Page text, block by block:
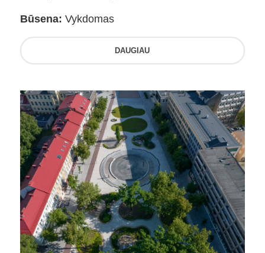
Būsena: Vykdomas
DAUGIAU